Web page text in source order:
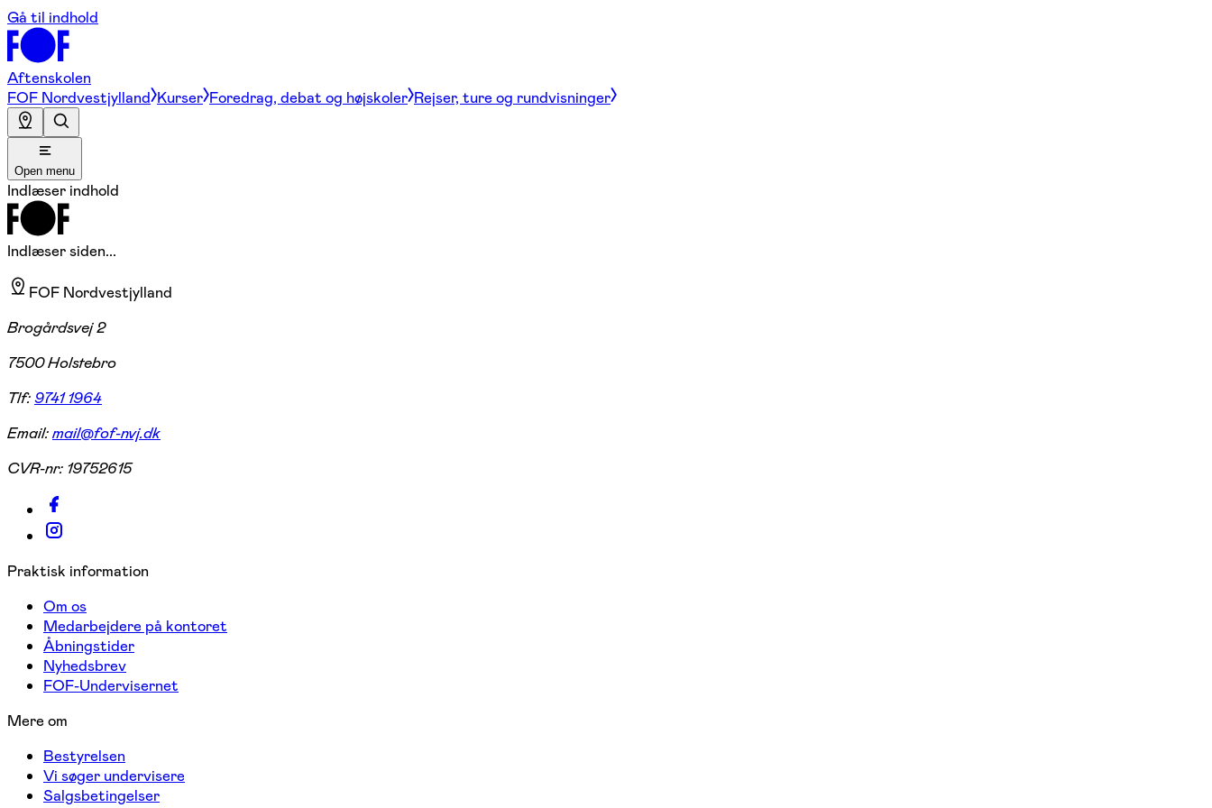
Gå til indhold
Aftenskolen
FOF Nordvestjylland Kurser Foredrag, debat og højskoler Rejser, ture og rundvisninger
Open menu
Indlæser indhold
Indlæser siden...
FOF Nordvestjylland
Brogårdsvej 2
7500 Holstebro
Tlf:9741 1964
Email:mail@fof-nvj.dk
CVR-nr: 19752615
Praktisk information
Om os
Medarbejdere på kontoret
Åbningstider
Nyhedsbrev
FOF-Undervisernet
Mere om
Bestyrelsen
Vi søger undervisere
Salgsbetingelser